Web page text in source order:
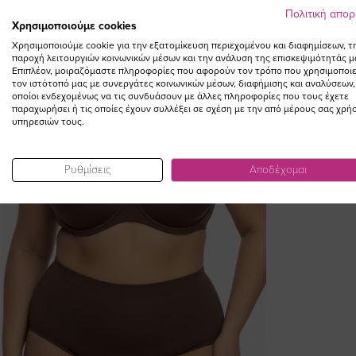
Πολιτική
Χρησιμοποιούμε cookies
Χρησιμοποιούμε cookie για την εξατομίκευση περιεχομένου και διαφημίσεων,
παροχή λειτουργιών κοινωνικών μέσων και την ανάλυση της επισκεψιμότητάς
Επιπλέον, μοιραζόμαστε πληροφορίες που αφορούν τον τρόπο που
τον ιστότοπό μας με συνεργάτες κοινωνικών μέσων, διαφήμισης και αναλύσεων,
οποίοι ενδεχομένως να τις συνδυάσουν με άλλες πληροφορίες που τους έχετε
παραχωρήσει ή τις οποίες έχουν συλλέξει σε σχέση με την από μέρους σας
υπηρεσιών τους.
Ρυθμίσεις Αποδέχομαι